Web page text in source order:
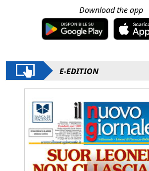
Download the app
E-EDITION